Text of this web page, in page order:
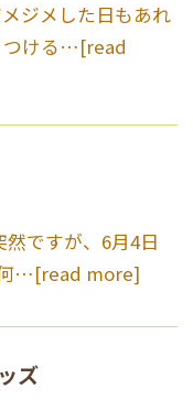
ジメした日もあれ
つける…[read
然ですが、6月4日
…[read more]
ズ